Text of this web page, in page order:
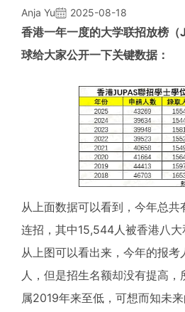
Anja Yu 2025-08-18
香港一年一度的大学联招放榜
球给大家公开一下关键数据：
从上面数据可以看到，今年总
连招，其中15,544人被香港八大
从上图可以看出来，今年的报
人，但是招生名额却没有提高，
属2019年来至低，可想而知未